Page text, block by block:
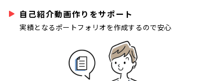
自己紹介動画作りをサポート
実績となるポートフォリオを作成するので安心